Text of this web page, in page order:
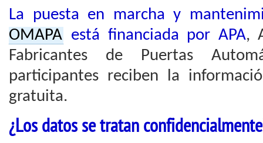
La puesta en marcha y
OMAPA está financiada por APA,
Fabricantes de Puertas
participantes reciben la
gratuita.
¿Los datos se tratan